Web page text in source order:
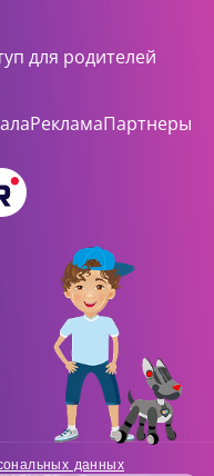
для родителей
РекламаПартнеры
данных